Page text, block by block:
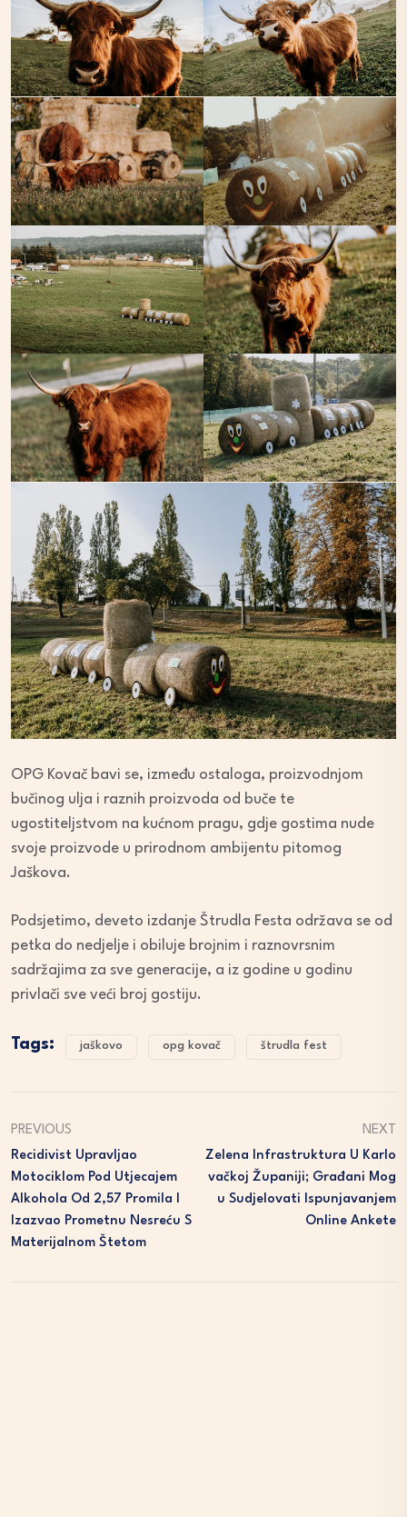
OPG Kovač bavi se, između ostaloga, proizvodnjom
bučinog ulja i raznih proizvoda od buče te
ugostiteljstvom na kućnom pragu, gdje gostima nude
svoje proizvode u prirodnom ambijentu pitomog
Jaškova.
Podsjetimo, deveto izdanje Štrudla Festa održava se od
petka do nedjelje i obiluje brojnim i raznovrsnim
sadržajima za sve generacije, a iz godine u godinu
privlači sve veći broj gostiju.
Tags: jaškovo opg kovač štrudla fest
PREVIOUS
Recidivist Upravljao
Motociklom Pod Utjecajem
Alkohola Od 2,57 Promila I
Izazvao Prometnu Nesreću S
Materijalnom Štetom
NEXT
Zelena Infrastruktura U Karlo
Vačkoj Županiji; Građani Mog
U Sudjelovati Ispunjavanjem
Online Ankete